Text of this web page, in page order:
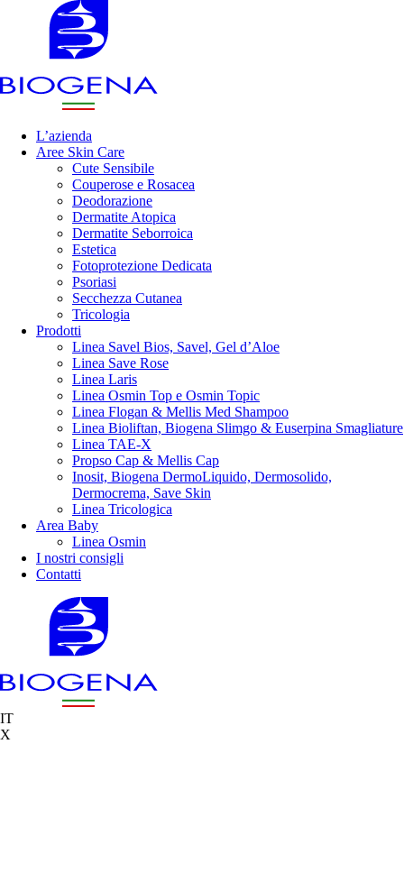
L’azienda
Aree Skin Care
Cute Sensibile
Couperose e Rosacea
Deodorazione
Dermatite Atopica
Dermatite Seborroica
Estetica
Fotoprotezione Dedicata
Psoriasi
Secchezza Cutanea
Tricologia
Prodotti
Linea Savel Bios, Savel, Gel d’Aloe
Linea Save Rose
Linea Laris
Linea Osmin Top e Osmin Topic
Linea Flogan & Mellis Med Shampoo
Linea Bioliftan, Biogena Slimgo & Euserpina Smagliature
Linea TAE-X
Propso Cap & Mellis Cap
Inosit, Biogena DermoLiquido, Dermosolido,
Dermocrema, Save Skin
Linea Tricologica
Area Baby
Linea Osmin
I nostri consigli
Contatti
IT
X